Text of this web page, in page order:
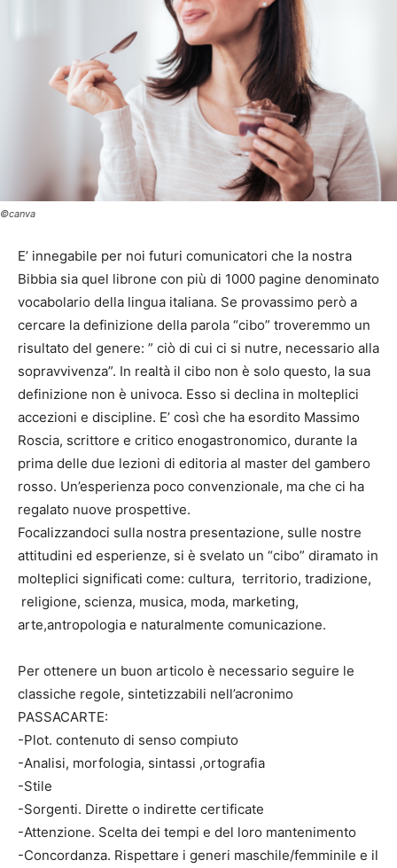
©canva
E’ innegabile per noi futuri comunicatori che la nostra
Bibbia sia quel librone con più di 1000 pagine denominato
vocabolario della lingua italiana. Se provassimo però a
cercare la definizione della parola “cibo” troveremmo un
risultato del genere: ” ciò di cui ci si nutre, necessario alla
sopravvivenza”. In realtà il cibo non è solo questo, la sua
definizione non è univoca. Esso si declina in molteplici
accezioni e discipline. E’ così che ha esordito Massimo
Roscia, scrittore e critico enogastronomico, durante la
prima delle due lezioni di editoria al master del gambero
rosso. Un’esperienza poco convenzionale, ma che ci ha
regalato nuove prospettive.
Focalizzandoci sulla nostra presentazione, sulle nostre
attitudini ed esperienze, si è svelato un “cibo” diramato in
molteplici significati come: cultura, territorio, tradizione,
religione, scienza, musica, moda, marketing,
arte,antropologia e naturalmente comunicazione.
Per ottenere un buon articolo è necessario seguire le
classiche regole, sintetizzabili nell’acronimo
PASSACARTE:
-Plot. contenuto di senso compiuto
-Analisi, morfologia, sintassi ,ortografia
-Stile
-Sorgenti. Dirette o indirette certificate
-Attenzione. Scelta dei tempi e del loro mantenimento
-Concordanza. Rispettare i generi maschile/femminile e il